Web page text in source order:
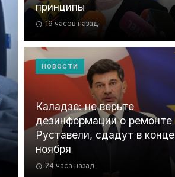
принципы
19 часов назад
Каладзе: не верьте
дезинформации о ремонте
Руставели, сдадут в конце
ноября
24 часа назад
НОВОСТИ